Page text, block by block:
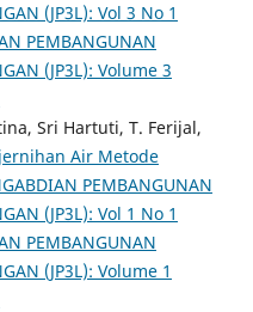
(JP3L): Vol 3 No 1
PEMBANGUNAN
(JP3L): Volume 3
Sri Hartuti, T. Ferijal,
Air Metode
PEMBANGUNAN
(JP3L): Vol 1 No 1
PEMBANGUNAN
(JP3L): Volume 1